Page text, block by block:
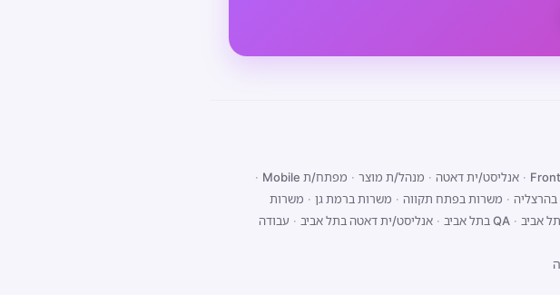
· אנליסט/ית דאטה · מנהל/ת מוצר · מפתח/ת Mobile
·
· משרות בפתח תקווה · משרות ברמת גן · משרות
· QA בתל אביב · אנליסט/ית דאטה בתל אביב · עבודה